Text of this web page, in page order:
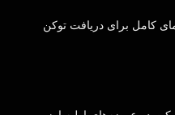
کامل برای دریافت توکن